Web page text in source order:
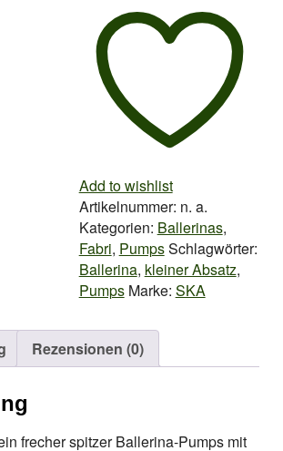
Menge
Add to wishlist
Artikelnummer: n. a.
Kategorien: Ballerinas,
Fabri, PumpsSchlagwörter:
Ballerina, kleiner Absatz,
Pumps Marke: SKA
Rezensionen (0)
frecher spitzer Ballerina-Pumps mit